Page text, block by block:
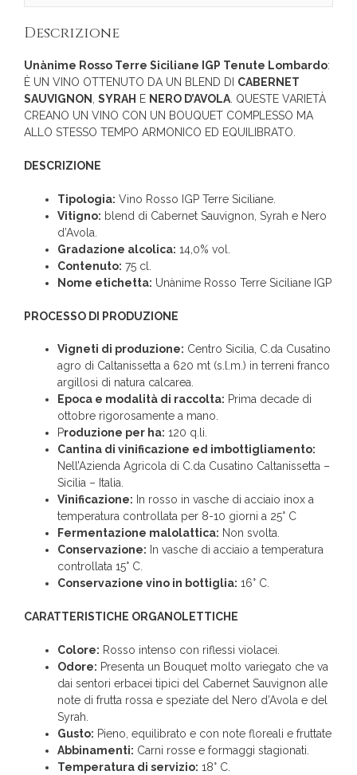
Descrizione
Unànime Rosso Terre Siciliane IGP Tenute Lombardo:
È UN VINO OTTENUTO DA UN BLEND DI CABERNET
SAUVIGNON , SYRAH E NERO D’AVOLA. QUESTE VARIETÀ
CREANO UN VINO CON UN BOUQUET COMPLESSO MA
ALLO STESSO TEMPO ARMONICO ED EQUILIBRATO.
DESCRIZIONE
Tipologia: Vino Rosso IGP Terre Siciliane.
Vitigno: blend di Cabernet Sauvignon, Syrah e Nero
d’Avola.
Gradazione alcolica: 14,0% vol.
Contenuto: 75 cl.
Nome etichetta: Unànime Rosso Terre Siciliane IGP
PROCESSO DI PRODUZIONE
Vigneti di produzione: Centro Sicilia, C.da Cusatino
agro di Caltanissetta a 620 mt (s.l.m.) in terreni franco
argillosi di natura calcarea.
Epoca e modalità di raccolta: Prima decade di
ottobre rigorosamente a mano.
Produzione per ha: 120 q.li.
Cantina di vinificazione ed imbottigliamento:
Nell’Azienda Agricola di C.da Cusatino Caltanissetta –
Sicilia – Italia.
Vinificazione: In rosso in vasche di acciaio inox a
temperatura controllata per 8-10 giorni a 25° C
Fermentazione malolattica: Non svolta.
Conservazione: In vasche di acciaio a temperatura
controllata 15° C.
Conservazione vino in bottiglia: 16° C.
CARATTERISTICHE ORGANOLETTICHE
Colore: Rosso intenso con riflessi violacei.
Odore: Presenta un Bouquet molto variegato che va
dai sentori erbacei tipici del Cabernet Sauvignon alle
note di frutta rossa e speziate del Nero d’Avola e del
Syrah.
Gusto: Pieno, equilibrato e con note floreali e fruttate
Abbinamenti: Carni rosse e formaggi stagionati.
Temperatura di servizio: 18° C.